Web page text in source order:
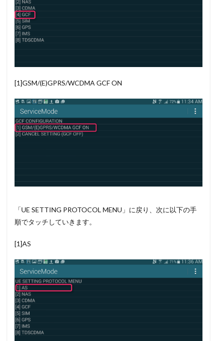
[1]GSM/(E)GPRS/WCDMA GCF ON
「UE SETTING PROTOCOL MENU」に戻り、次に以下の手
順でタッチしていきます。
[1]AS